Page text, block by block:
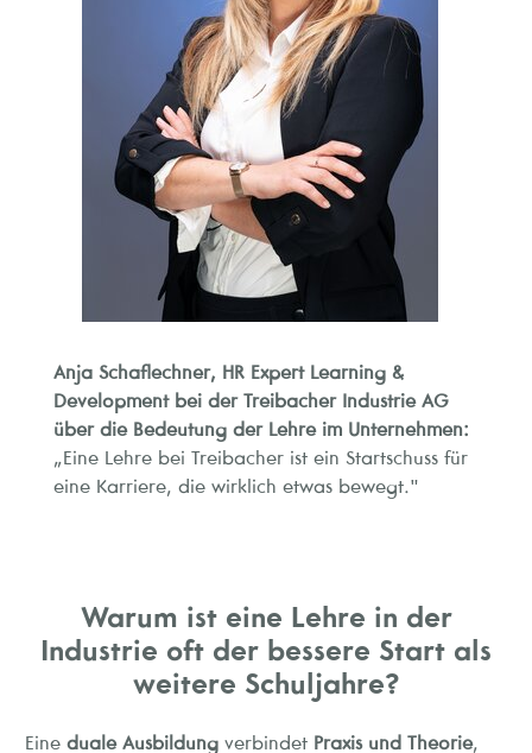
Anja Schaflechner, HR Expert Learning &
Development bei der Treibacher Industrie AG
über die Bedeutung der Lehre im Unternehmen:
„Eine Lehre bei Treibacher ist ein Startschuss für
eine Karriere, die wirklich etwas bewegt."
Warum ist eine Lehre in der
Industrie oft der bessere Start als
weitere Schuljahre?
Eine duale Ausbildung verbindet Praxis und Theorie,